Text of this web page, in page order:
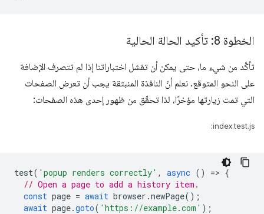
الخطوة 8: تأكيد الحالة الحالية
تأكَّد من شيء ما، حتى يمكن أن تفشل اختباراتنا إذا لم تتصرف الإضافة
على النحو المتوقع. نعلم أنّ النافذة المنبثقة يجب أن تعرض الصفحات
التي تمت زيارتها مؤخرًا، لذا تحقّق من ظهور إحدى هذه الصفحات:
index.test.js:
test( 'popup renders correctly' , async () => {
// Open a page to add a history item.
const page = await browser .newPage();
await page.goto( 'https://example.com' );